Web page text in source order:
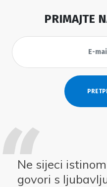
PRIMAJTE
Ne sijeci
govori s